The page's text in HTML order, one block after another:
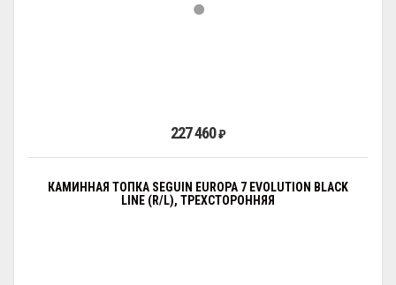
227 460₽
КАМИННАЯ ТОПКА SEGUIN EUROPA 7 EVOLUTION BLACK
LINE (R/L), ТРЕХСТОРОННЯЯ